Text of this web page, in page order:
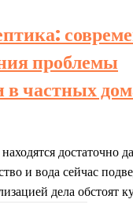
проблемы
в частных
достаточно
и вода сейчас
дела обстоят